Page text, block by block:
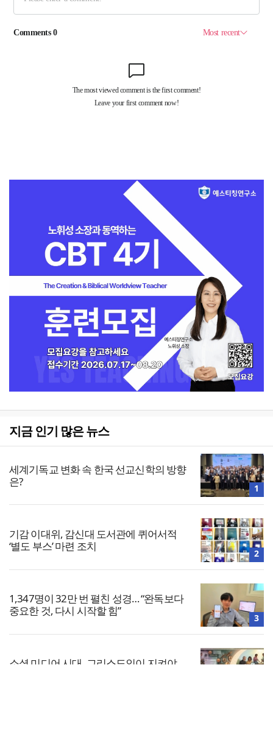
지금 인기 많은 뉴스
세계기독교 변화 속 한국 선교신학의 방향
은?
1
기감 이대위, 감신대 도서관에 퀴어서적
‘별도 부스’ 마련 조치
2
1,347명이 32만 번 펼친 성경… “완독보다
중요한 것, 다시 시작할 힘”
3
소셜 미디어 시대, 그리스도인이 지켜야